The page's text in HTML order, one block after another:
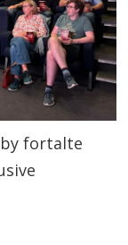
fortalte